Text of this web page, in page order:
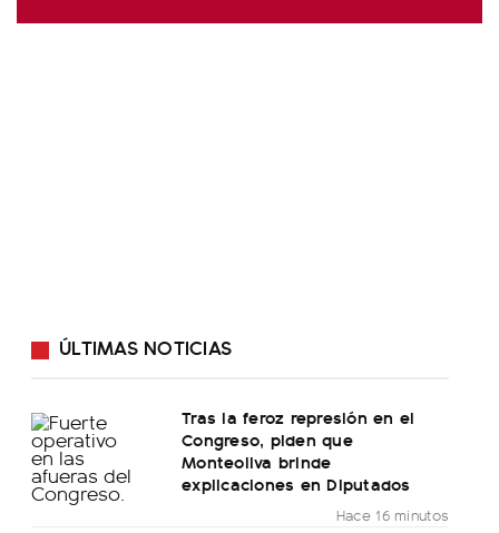
ÚLTIMAS NOTICIAS
Tras la feroz represión en el
Congreso, piden que
Monteoliva brinde
explicaciones en Diputados
Hace 16 minutos